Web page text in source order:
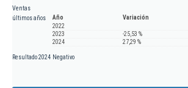
Ventas
últimos años
Año
Variación
2022
2023
-25,53 %
2024
27,29 %
Resultado 2024 Negativo